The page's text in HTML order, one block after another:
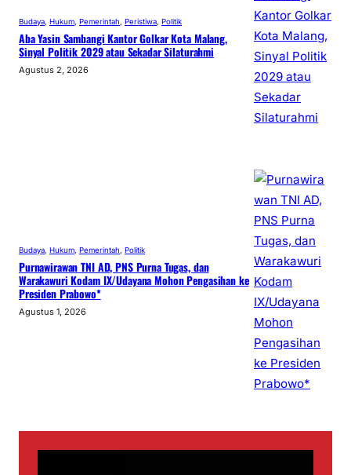
Budaya Hukum Pemerintah Peristiwa Politik
Aba Yasin Sambangi Kantor Golkar Kota Malang,
Sinyal Politik 2029 atau Sekadar Silaturahmi
Agustus 2, 2026
Budaya Hukum Pemerintah Politik
Purnawirawan TNI AD, PNS Purna Tugas, dan
Warakawuri Kodam IX/Udayana Mohon Pengasihan ke
Presiden Prabowo*
Agustus 1, 2026